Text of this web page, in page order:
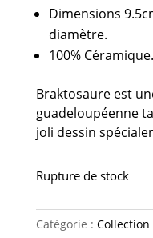
Dimensions
diamètre.
100% Céramique.
Braktosaure est
guadeloupéenne
joli dessin
Rupture de stock
Catégorie : Collection